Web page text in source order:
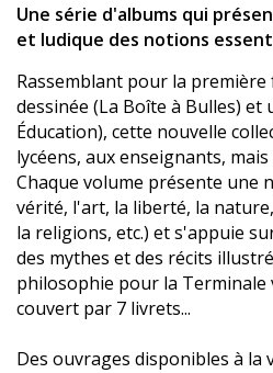
Une série d'albums qui
et ludique des notions
Rassemblant pour la
dessinée (La Boîte à Bulles)
Éducation), cette nouvelle
lycéens, aux enseignants,
Chaque volume présente une
vérité, l'art, la liberté, la
la religions, etc.) et s'appuie
des mythes et des récits
philosophie pour la Terminale
couvert par 7 livrets...
Des ouvrages disponibles à la